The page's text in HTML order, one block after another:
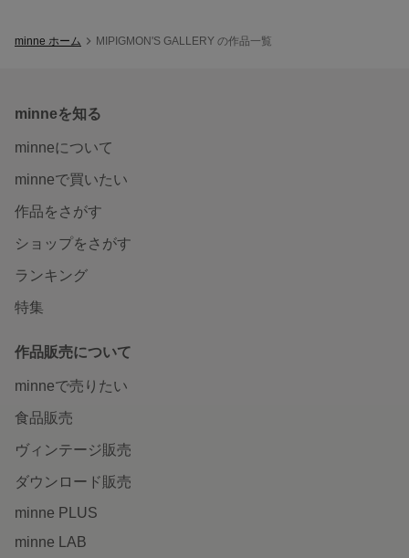
minne ホーム MIPIGMON'S GALLERY の作品一覧
minneを知る
minneについて
minneで買いたい
作品をさがす
ショップをさがす
ランキング
特集
作品販売について
minneで売りたい
食品販売
ヴィンテージ販売
ダウンロード販売
minne PLUS
minne LAB